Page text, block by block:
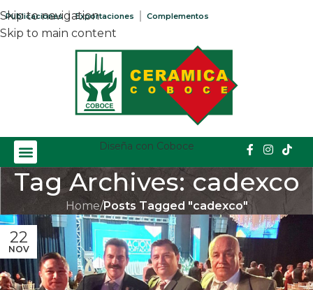
Skip to navigation
Skip to main content
Publicaciones Exportaciones Complementos
Diseña con Coboce
Tag Archives: cadexco
Home/Posts Tagged "cadexco"
22
NOV